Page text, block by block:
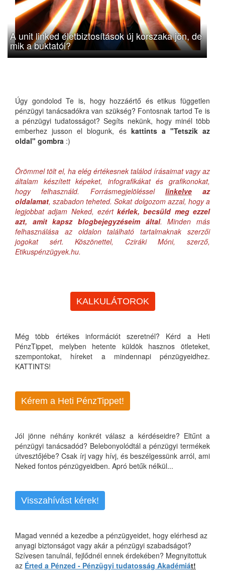
A unit linked életbiztosítások új korszaka jön, de
mik a buktatói?
Úgy gondolod Te is, hogy hozzáértő és etikus független
pénzügyi tanácsadókra van szükség? Fontosnak tartod Te is
a pénzügyi tudatosságot? Segíts nekünk, hogy minél több
emberhez jusson el blogunk, és kattints a "Tetszik az
oldal" gombra :)
Örömmel tölt el, ha elég értékesnek találod írásaimat vagy az
általam készített képeket, infografikákat és grafikonokat,
hogy felhasználd. Forrásmegjelöléssel linkelveaz
oldalamat, szabadon teheted. Sokat dolgozom azzal, hogy a
legjobbat adjam Neked, ezértkérlek, becsüld meg ezzel
azt, amit kapsz blogbejegyzéseim által. Minden más
felhasználása az oldalon található tartalmaknak szerzői
jogokat sért. Köszönettel, Cziráki Móni, szerző,
Etikuspénzügyek.hu.
KALKULÁTOROK
Még több értékes információt szeretnél? Kérd a Heti
PénzTippet, melyben hetente küldök hasznos ötleteket,
szempontokat, híreket a mindennapi pénzügyeidhez.
KATTINTS!
Kérem a Heti PénzTippet!
Jól jönne néhány konkrét válasz a kérdéseidre? Eltűnt a
pénzügyi tanácsadód? Belebonyolódtál a pénzügyi termékek
útvesztőjébe? Csak írj vagy hívj, és beszélgessünk arról, ami
Neked fontos pénzügyeidben. Apró betűk nélkül...
Visszahívást kérek!
Magad vennéd a kezedbe a pénzügyeidet, hogy elérhesd az
anyagi biztonságot vagy akár a pénzügyi szabadságot?
Szívesen tanulnál, fejlődnél ennek érdekében? Megnyitottuk
az Érted a Pénzed - Pénzügyi tudatosság Akadémiát!